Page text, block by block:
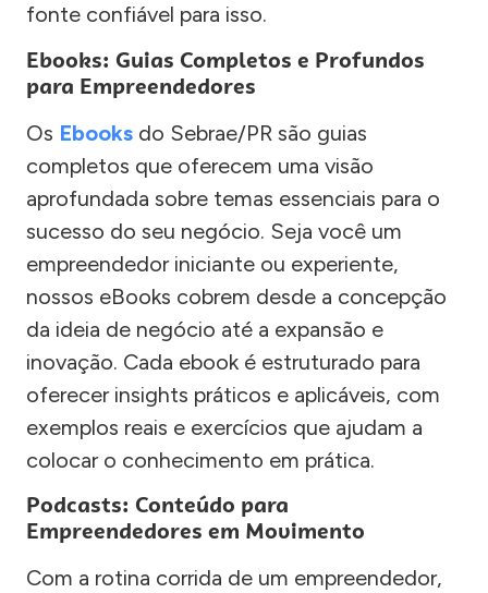
fonte confiável para isso.
Ebooks: Guias Completos e Profundos
para Empreendedores
Os Ebooks do Sebrae/PR são guias
completos que oferecem uma visão
aprofundada sobre temas essenciais para o
sucesso do seu negócio. Seja você um
empreendedor iniciante ou experiente,
nossos eBooks cobrem desde a concepção
da ideia de negócio até a expansão e
inovação. Cada ebook é estruturado para
oferecer insights práticos e aplicáveis, com
exemplos reais e exercícios que ajudam a
colocar o conhecimento em prática.
Podcasts: Conteúdo para
Empreendedores em Movimento
Com a rotina corrida de um empreendedor,